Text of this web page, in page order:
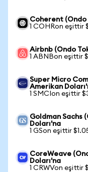
Coherent (Ondo
1 COHRon eşittir
Airbnb (Ondo
1 ABNBon eşittir
Super Micro
Amerikan
1 SMCIon eşittir
Goldman Sachs
Doları'na
1 GSon eşittir
CoreWeave
Doları'na
1 CRWVon eşittir